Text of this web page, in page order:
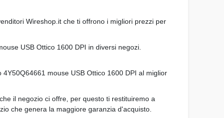
Wireshop.it che ti offrono i migliori prezzi per
USB Ottico 1600 DPI in diversi negozi.
mouse USB Ottico 1600 DPI al miglior
il negozio ci offre, per questo ti restituiremo a
che genera la maggiore garanzia d'acquisto.